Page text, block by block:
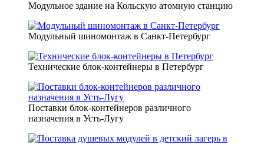
Модульное здание на Кольскую атомную станцию
Модульный шиномонтаж в Санкт-Петербург
Технические блок-контейнеры в Петербург
Поставки блок-контейнеров различного
назначения в Усть-Лугу